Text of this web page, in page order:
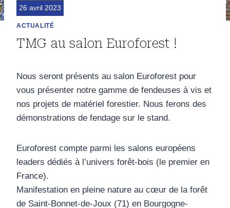
ACTUALITÉ
TMG au salon Euroforest !
26 avril 2023
Nous seront présents au salon Euroforest pour
vous présenter notre gamme de fendeuses à vis et
nos projets de matériel forestier. Nous ferons des
démonstrations de fendage sur le stand.
Euroforest compte parmi les salons européens
leaders dédiés à l’univers forêt-bois (le premier en
France).
Manifestation en pleine nature au cœur de la forêt
de Saint-Bonnet-de-Joux (71) en Bourgogne-